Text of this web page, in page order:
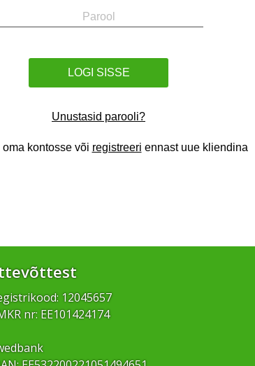
LOGI SISSE
Unustasid parooli?
oma kontosse või registreeri ennast uue kliendina
12045657
nr: EE101424174